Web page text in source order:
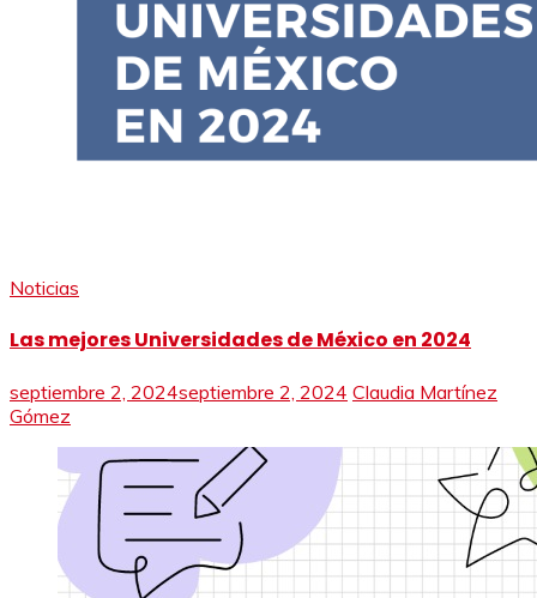
Noticias
Las mejores Universidades de México en 2024
septiembre 2, 2024septiembre 2, 2024 Claudia Martínez
Gómez